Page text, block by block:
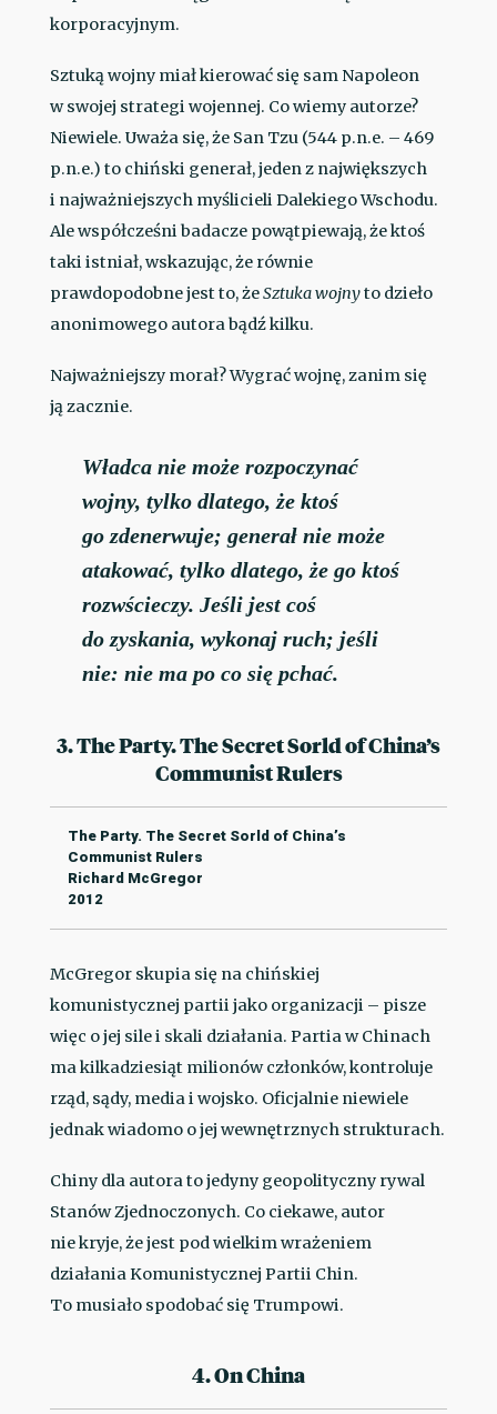
korporacyjnym.
Sztuką wojny miał kierować się sam Napoleon
w swojej strategi wojennej. Co wiemy autorze?
Niewiele. Uważa się, że San Tzu (544 p.n.e. – 469
p.n.e.) to chiński generał, jeden z największych
i najważniejszych myślicieli Dalekiego Wschodu.
Ale współcześni badacze powątpiewają, że ktoś
taki istniał, wskazując, że równie
prawdopodobne jest to, żeSztuka wojnyto dzieło
anonimowego autora bądź kilku.
Najważniejszy morał? Wygrać wojnę, zanim się
ją zacznie.
Władca nie może rozpoczynać
wojny, tylko dlatego, że ktoś
go zdenerwuje; generał nie może
atakować, tylko dlatego, że go ktoś
rozwścieczy. Jeśli jest coś
do zyskania, wykonaj ruch; jeśli
nie: nie ma po co się pchać.
3. The Party. The Secret Sorld of China’s
Communist Rulers
The Party. The Secret Sorld of China’s
Communist Rulers
Richard McGregor
2012
McGregor skupia się na chińskiej
komunistycznej partii jako organizacji – pisze
więc o jej sile i skali działania. Partia w Chinach
ma kilkadziesiąt milionów członków, kontroluje
rząd, sądy, media i wojsko. Oficjalnie niewiele
jednak wiadomo o jej wewnętrznych strukturach.
Chiny dla autora to jedyny geopolityczny rywal
Stanów Zjednoczonych. Co ciekawe, autor
nie kryje, że jest pod wielkim wrażeniem
działania Komunistycznej Partii Chin.
To musiało spodobać się Trumpowi.
4. On China